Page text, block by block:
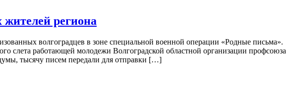
региона
волгоградцев в зоне специальной военной операции «Родные письма».
слета работающей молодежи Волгоградской областной организации профсоюза
тысячу писем передали для отправки […]